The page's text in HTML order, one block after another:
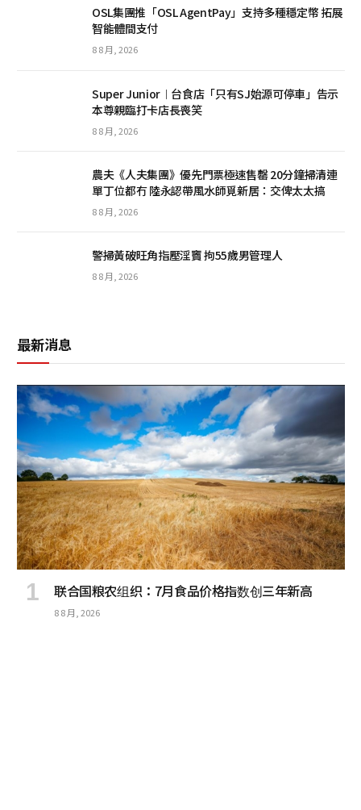
OSL集團推「OSL AgentPay」支持多種穩定幣 拓展
智能體間支付
8 8 月, 2026
Super Junior︱台食店「只有SJ始源可停車」告示
本尊親臨打卡店長喪笑
8 8 月, 2026
農夫《人夫集團》優先門票極速售罄 20分鐘掃清連
單丁位都冇 陸永認帶風水師覓新居：交俾太太搞
8 8 月, 2026
警掃黃破旺角指壓淫竇 拘55歲男管理人
8 8 月, 2026
最新消息
联合国粮农组织：7月食品价格指数创三年新高
8 8 月, 2026